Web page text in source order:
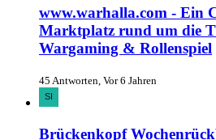
www.warhalla.com - Ein
Marktplatz rund um die
Wargaming & Rollenspiel
45 Antworten, Vor 6 Jahren
Brückenkopf